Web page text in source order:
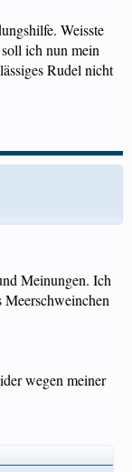
Weisste
ich nun mein
Rudel nicht
Meinungen. Ich
wegen meiner